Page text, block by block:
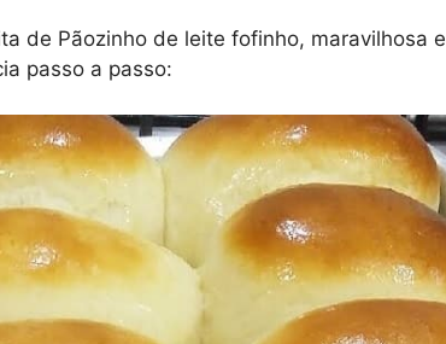
de Pãozinho de leite fofinho, maravilhosa e
passo a passo: